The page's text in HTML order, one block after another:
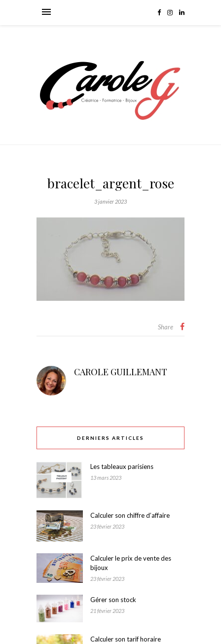
bracelet_argent_rose
3 janvier 2023
Share
CAROLE GUILLEMANT
DERNIERS ARTICLES
Les tableaux parisiens
13 mars 2023
Calculer son chiffre d’affaire
23 février 2023
Calculer le prix de vente des
bijoux
23 février 2023
Gérer son stock
21 février 2023
Calculer son tarif horaire